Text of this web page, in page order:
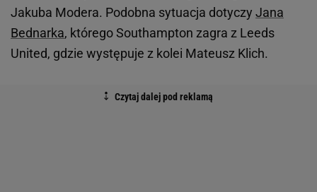
Jakuba Modera. Podobna sytuacja dotyczy Jana
Bednarka, którego Southampton zagra z Leeds
United, gdzie występuje z kolei Mateusz Klich.